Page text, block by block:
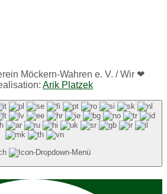
Möckern-Wahren e. V. / Wir ❤
Arik Platzek